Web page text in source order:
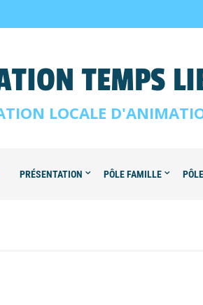
TEMPS
LOCALE
PRÉSENTATION PÔLE FAMILLE